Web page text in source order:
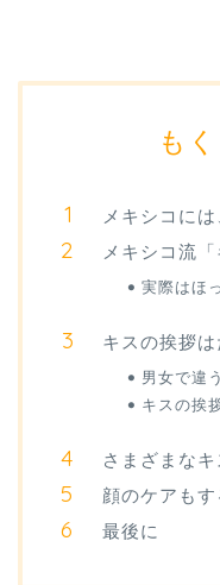
も
メキシコに
メキシコ流
実際はほ
キスの挨拶
男女で違
キスの挨
さまざまな
顔のケアも
最後に